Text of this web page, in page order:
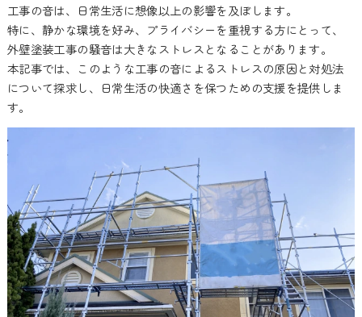
工事の音は、日常生活に想像以上の影響を及ぼします。
特に、静かな環境を好み、プライバシーを重視する方にとって、
外壁塗装工事の騒音は大きなストレスとなることがあります。
本記事では、このような工事の音によるストレスの原因と対処法
について探求し、日常生活の快適さを保つための支援を提供しま
す。